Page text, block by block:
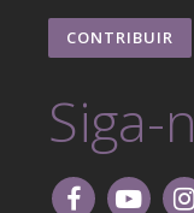
CONTRIBUIR
Siga-